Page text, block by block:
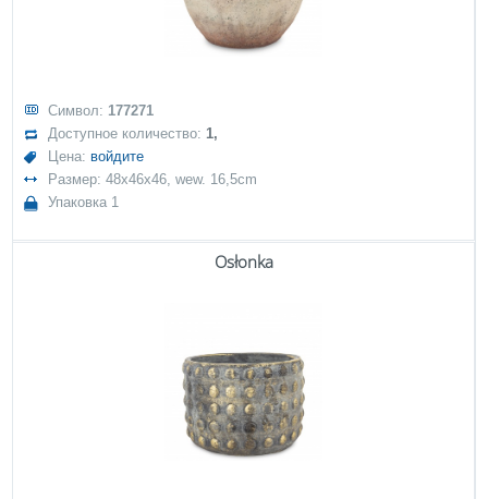
Символ: 177271
Доступное количество:1,
Цена: войдите
Размер: 48x46x46, wew. 16,5cm
Упаковка 1
Osłonka